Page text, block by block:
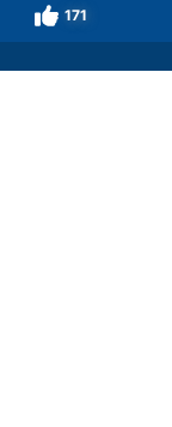
171